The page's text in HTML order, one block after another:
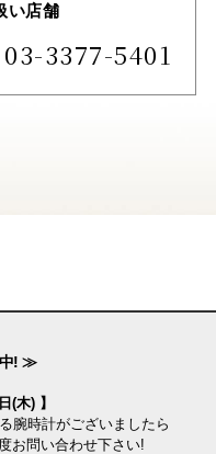
い店舗
03-3377-5401
! ≫
(木) 】
腕時計がございましたら
お問い合わせ下さい!